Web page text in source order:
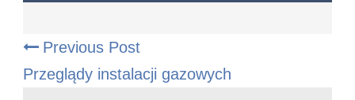
Previous Post
Przeglądy instalacji gazowych